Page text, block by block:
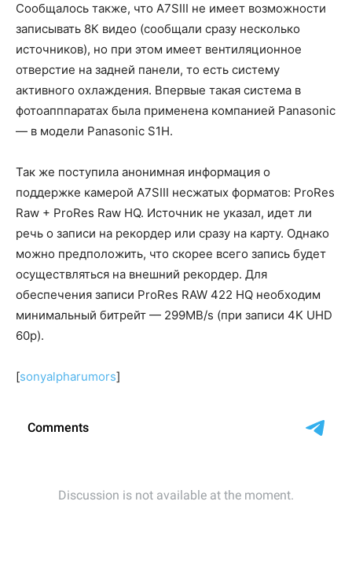
Сообщалось также, что A7SIII не имеет возможности
записывать 8К видео (сообщали сразу несколько
источников), но при этом имеет вентиляционное
отверстие на задней панели, то есть систему
активного охлаждения. Впервые такая система в
фотоапппаратах была применена компанией Panasonic
— в модели Panasonic S1H.
Так же поступила анонимная информация о
поддержке камерой A7SIII несжатых форматов: ProRes
Raw + ProRes Raw HQ. Источник не указал, идет ли
речь о записи на рекордер или сразу на карту. Однако
можно предположить, что скорее всего запись будет
осуществляться на внешний рекордер. Для
обеспечения записи ProRes RAW 422 HQ необходим
минимальный битрейт — 299MB/s (при записи 4K UHD
60p).
[sonyalpharumors]